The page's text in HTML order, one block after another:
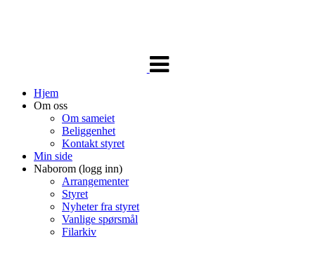
navigasjon
Hjem
Om oss
Om sameiet
Beliggenhet
Kontakt styret
Min side
Naborom (logg inn)
Arrangementer
Styret
Nyheter fra styret
Vanlige spørsmål
Filarkiv